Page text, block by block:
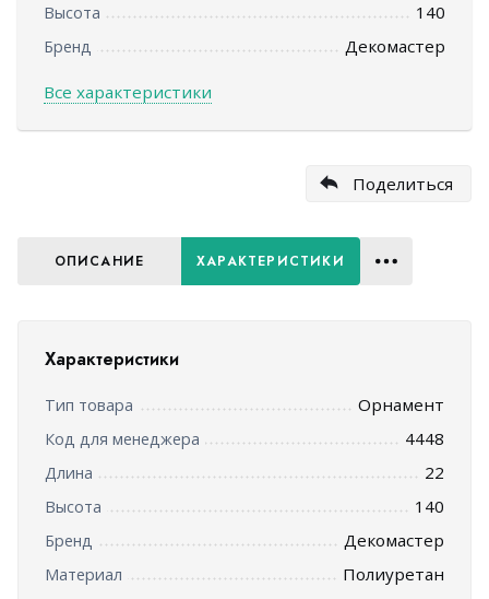
Высота 140
Бренд Декомастер
Все характеристики
Поделиться
ОПИСАНИЕ ХАРАКТЕРИСТИКИ
Характеристики
Тип товара Орнамент
Код для менеджера 4448
Длина 22
Высота 140
Бренд Декомастер
Материал Полиуретан